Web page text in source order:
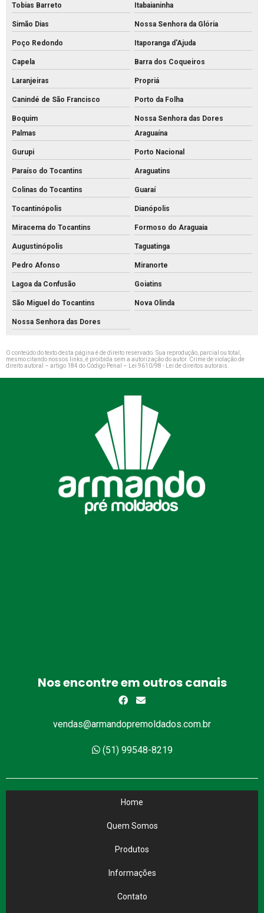
Tobias Barreto Itabaianinha
Simão Dias Nossa Senhora da Glória
Poço Redondo Itaporanga d'Ajuda
Capela Barra dos Coqueiros
Laranjeiras Propriá
Canindé de São Francisco Porto da Folha
Boquim
Nossa Senhora das Dores
Palmas
Araguaína
Gurupi Porto Nacional
Paraíso do Tocantins Araguatins
Colinas do Tocantins Guaraí
Tocantinópolis Dianópolis
Miracema do Tocantins Formoso do Araguaia
Augustinópolis Taguatinga
Pedro Afonso Miranorte
Lagoa da Confusão Goiatins
São Miguel do Tocantins Nova Olinda
Nossa Senhora das Dores
O conteúdo do texto desta página é de direito reservado. Sua reprodução, parcial ou total,
mesmo citando nossos links, é proibida sem a autorização do autor. Crime de violação de
direito autoral – artigo 184 do Código Penal –
Lei 9610/98 - Lei de direitos autorais
Nos encontre em outros canais
vendas@armandopremoldados.com.br
(51) 99548-8219
Home
Quem Somos
Produtos
Informações
Contato